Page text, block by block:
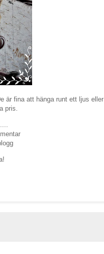
är fina att hänga runt ett ljus eller
pris.